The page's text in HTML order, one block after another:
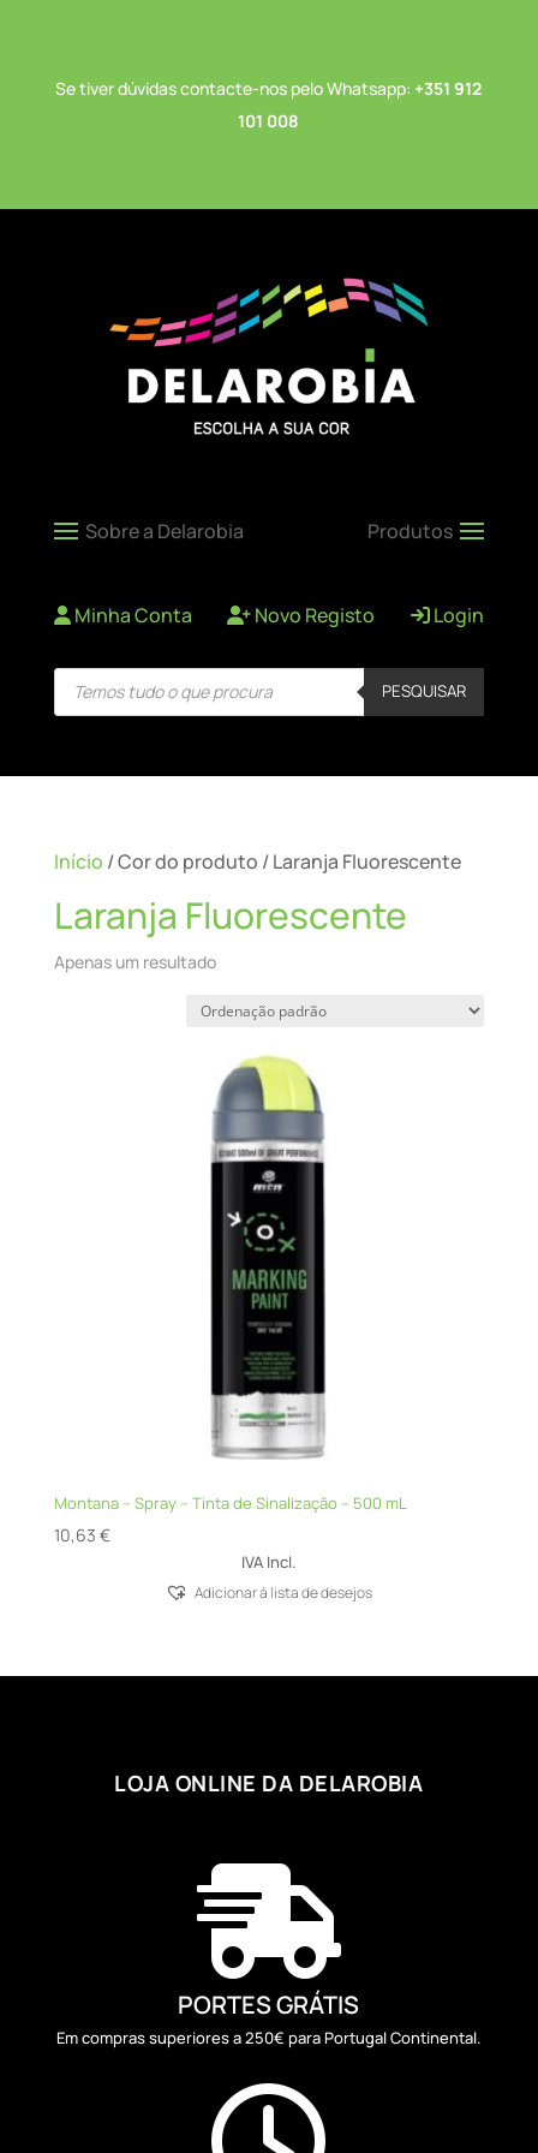
Se tiver dúvidas contacte-nos pelo Whatsapp: +351 912
101 008
Minha Conta Novo Registo Login
Products
search PESQUISAR
Início / Cor do produto / Laranja Fluorescente
Laranja Fluorescente
Apenas um resultado
Montana – Spray – Tinta de Sinalização – 500 mL
10,63 €
IVA Incl.
Adicionar á lista de desejos
LOJA ONLINE DA DELAROBIA

PORTES GRÁTIS
Em compras superiores a 250€ para Portugal Continental.